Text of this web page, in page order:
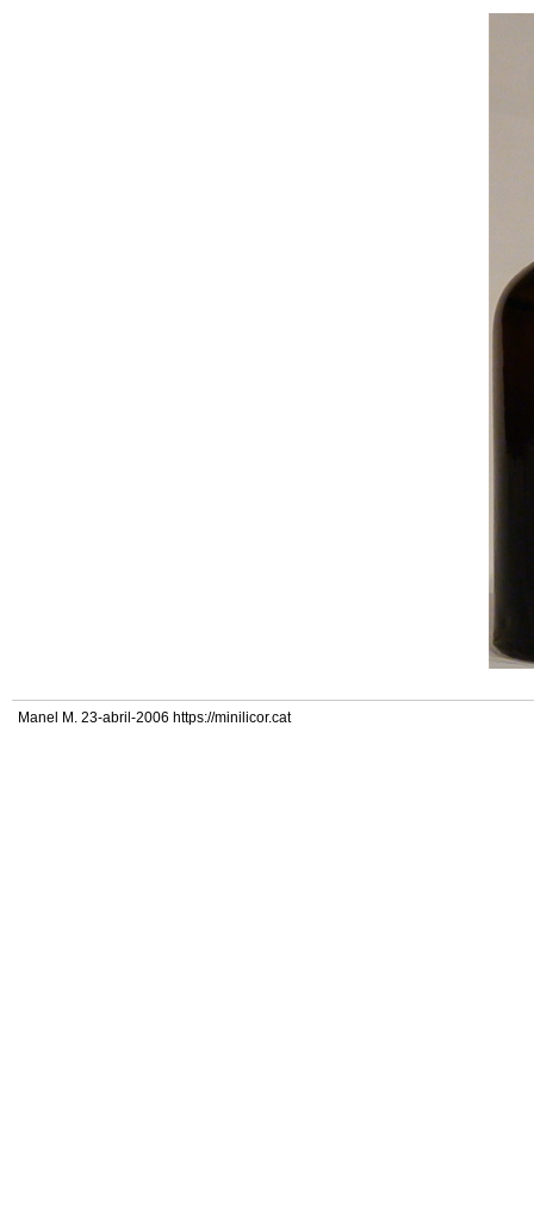
Manel M. 23-abril-2006 https://minilicor.cat